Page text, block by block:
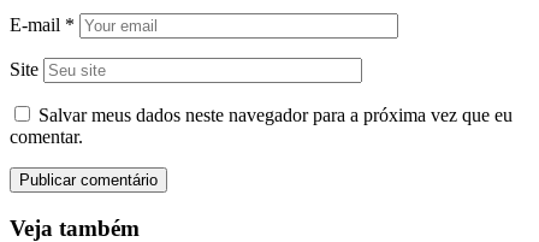
E-mail *
Site
Salvar meus dados neste navegador para a próxima vez que eu
comentar.
Veja também